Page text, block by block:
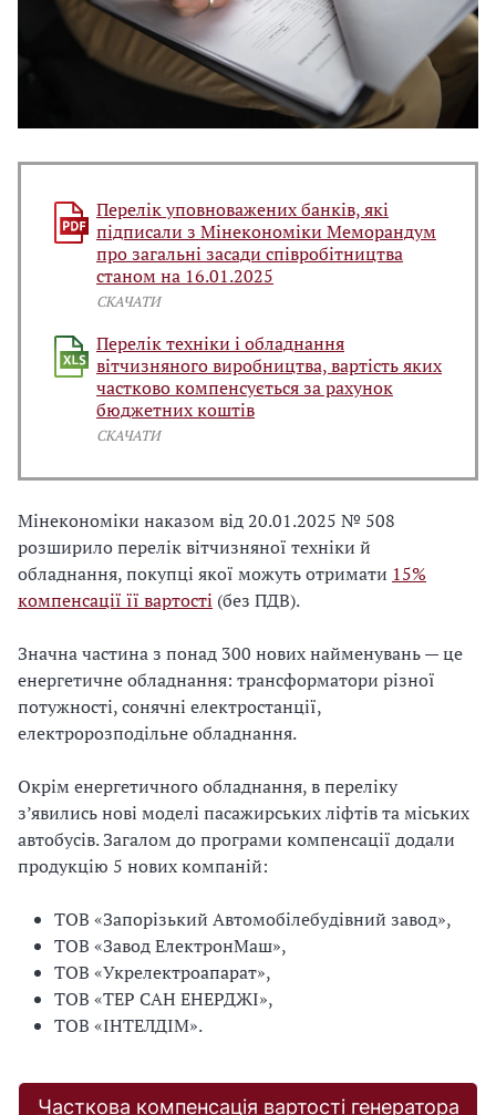
Перелік уповноважених банків, які
підписали з Мінекономіки Меморандум
про загальні засади співробітництва
станом на 16.01.2025
СКАЧАТИ
Перелік техніки і обладнання
вітчизняного виробництва, вартість яких
частково компенсується за рахунок
бюджетних коштів
СКАЧАТИ
Мінекономіки наказом від 20.01.2025 № 508
розширило перелік вітчизняної техніки й
обладнання, покупці якої можуть отримати 15%
компенсації її вартості (без ПДВ).
Значна частина з понад 300 нових найменувань — це
енергетичне обладнання: трансформатори різної
потужності, сонячні електростанції,
електророзподільне обладнання.
Окрім енергетичного обладнання, в переліку
з’явились нові моделі пасажирських ліфтів та міських
автобусів. Загалом до програми компенсації додали
продукцію 5 нових компаній:
ТОВ «Запорізький Автомобілебудівний завод»,
ТОВ «Завод ЕлектронМаш»,
ТОВ «Укрелектроапарат»,
ТОВ «ТЕР САН ЕНЕРДЖІ»,
ТОВ «ІНТЕЛДІМ».
Часткова компенсація вартості генератора